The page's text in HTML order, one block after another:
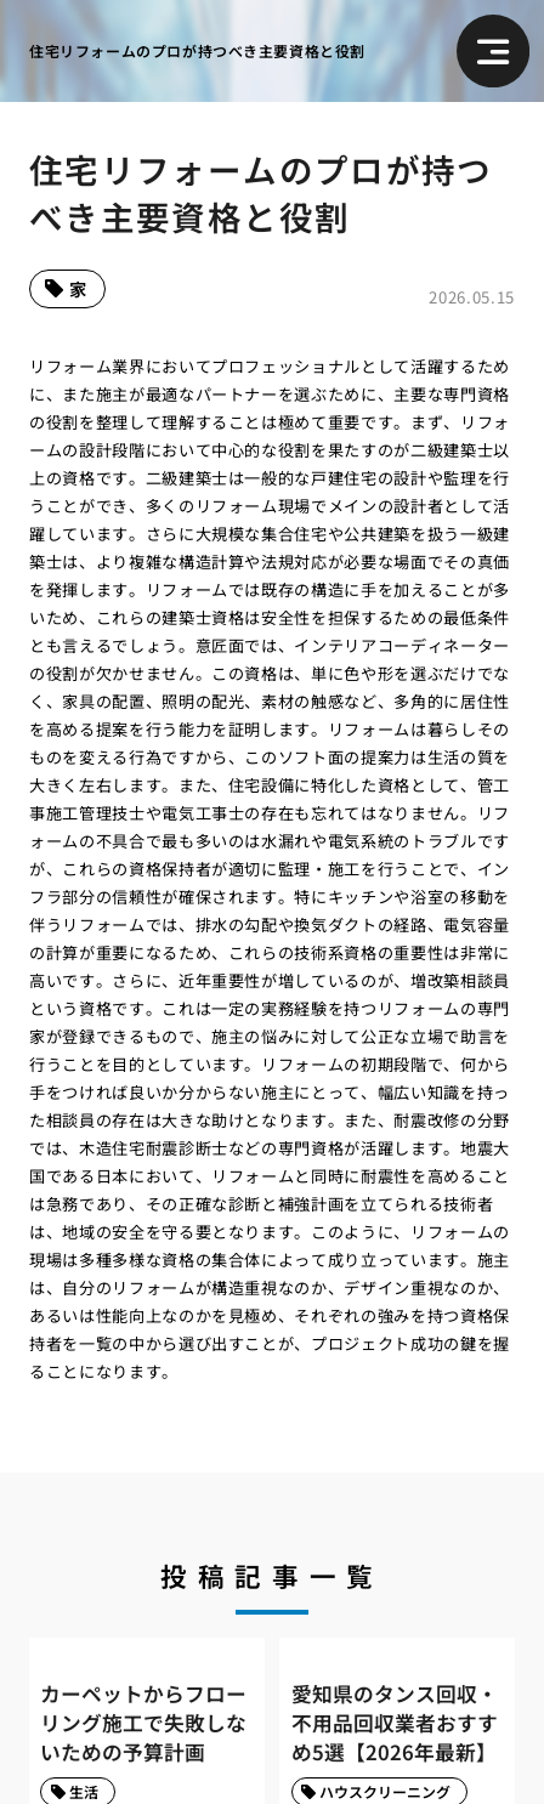
住宅リフォームのプロが持つべき主要資格と役割
住宅リフォームのプロが持つ
べき主要資格と役割
2026.05.15
家
リフォーム業界においてプロフェッショナルとして活躍するため
に、また施主が最適なパートナーを選ぶために、主要な専門資格
の役割を整理して理解することは極めて重要です。まず、リフォ
ームの設計段階において中心的な役割を果たすのが二級建築士以
上の資格です。二級建築士は一般的な戸建住宅の設計や監理を行
うことができ、多くのリフォーム現場でメインの設計者として活
躍しています。さらに大規模な集合住宅や公共建築を扱う一級建
築士は、より複雑な構造計算や法規対応が必要な場面でその真価
を発揮します。リフォームでは既存の構造に手を加えることが多
いため、これらの建築士資格は安全性を担保するための最低条件
とも言えるでしょう。意匠面では、インテリアコーディネーター
の役割が欠かせません。この資格は、単に色や形を選ぶだけでな
く、家具の配置、照明の配光、素材の触感など、多角的に居住性
を高める提案を行う能力を証明します。リフォームは暮らしその
ものを変える行為ですから、このソフト面の提案力は生活の質を
大きく左右します。また、住宅設備に特化した資格として、管工
事施工管理技士や電気工事士の存在も忘れてはなりません。リフ
ォームの不具合で最も多いのは水漏れや電気系統のトラブルです
が、これらの資格保持者が適切に監理・施工を行うことで、イン
フラ部分の信頼性が確保されます。特にキッチンや浴室の移動を
伴うリフォームでは、排水の勾配や換気ダクトの経路、電気容量
の計算が重要になるため、これらの技術系資格の重要性は非常に
高いです。さらに、近年重要性が増しているのが、増改築相談員
という資格です。これは一定の実務経験を持つリフォームの専門
家が登録できるもので、施主の悩みに対して公正な立場で助言を
行うことを目的としています。リフォームの初期段階で、何から
手をつければ良いか分からない施主にとって、幅広い知識を持っ
た相談員の存在は大きな助けとなります。また、耐震改修の分野
では、木造住宅耐震診断士などの専門資格が活躍します。地震大
国である日本において、リフォームと同時に耐震性を高めること
は急務であり、その正確な診断と補強計画を立てられる技術者
は、地域の安全を守る要となります。このように、リフォームの
現場は多種多様な資格の集合体によって成り立っています。施主
は、自分のリフォームが構造重視なのか、デザイン重視なのか、
あるいは性能向上なのかを見極め、それぞれの強みを持つ資格保
持者を一覧の中から選び出すことが、プロジェクト成功の鍵を握
ることになります。
投稿記事一覧
カーペットからフロー
リング施工で失敗しな
いための予算計画
生活
愛知県のタンス回収・
不用品回収業者おすす
め5選【2026年最新】
ハウスクリーニング